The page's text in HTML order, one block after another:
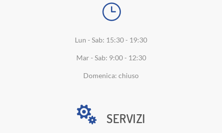
Lun - Sab: 15:30 - 19:30
Mar - Sab: 9:00 - 12:30
Domenica: chiuso
SERVIZI